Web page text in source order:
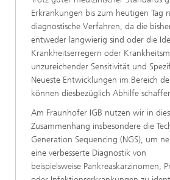
Erkrankungen bis zum heutigen Tag
diagnostische Verfahren, da die
entweder langwierig sind oder die
Krankheitserregern oder
unzureichender Sensitivität und
Neueste Entwicklungen im Bereich
können diesbezüglich Abhilfe
Am Fraunhofer IGB nutzen wir in
Zusammenhang insbesondere die
Generation Sequencing (NGS), um
eine verbesserte Diagnostik von
beispielsweise Pankreaskarzinomen,